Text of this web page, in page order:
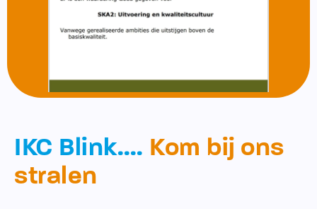
IKC Blink…. Kom bij ons
stralen